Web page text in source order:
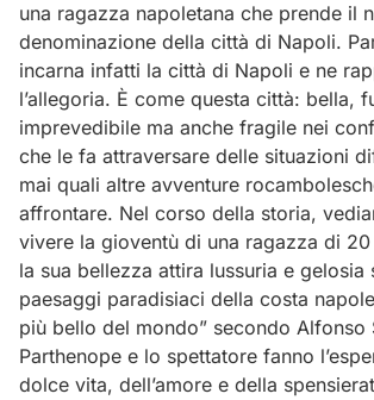
una ragazza napoletana che prende il
denominazione della città di Napoli.
incarna infatti la città di Napoli e ne
l’allegoria. È come questa città: bella,
imprevedibile ma anche fragile nei
che le fa attraversare delle situazioni
mai quali altre avventure
affrontare. Nel corso della storia,
vivere la gioventù di una ragazza di
la sua bellezza attira lussuria e
paesaggi paradisiaci della costa
più bello del mondo” secondo Alfonso
Parthenope e lo spettatore fanno
dolce vita, dell’amore e della